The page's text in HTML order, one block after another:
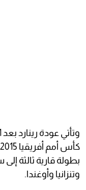
وتنزانيا وأوغندا.